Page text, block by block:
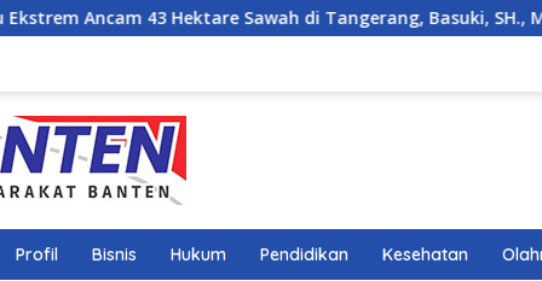
Sawah di Tangerang, Basuki, SH., MM., MH. Dorong
Profil Bisnis Hukum Pendidikan Kesehatan